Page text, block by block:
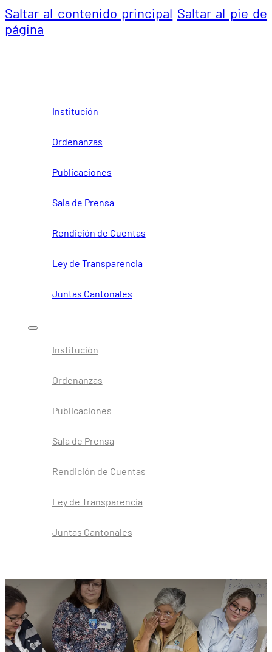
Saltar al contenido principal Saltar al pie de
página
Institución
Ordenanzas
Publicaciones
Sala de Prensa
Rendición de Cuentas
Ley de Transparencia
Juntas Cantonales
Institución
Ordenanzas
Publicaciones
Sala de Prensa
Rendición de Cuentas
Ley de Transparencia
Juntas Cantonales